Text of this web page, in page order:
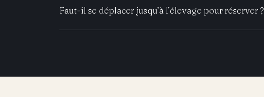
Faut-il se déplacer jusqu’à l’élevage pour réserver ?